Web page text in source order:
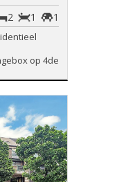
1
1
2
op 4de